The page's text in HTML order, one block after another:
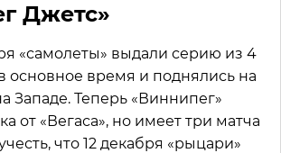
Джетс»
«самолеты» выдали серию из 4
основное время и поднялись на
Западе. Теперь «Виннипег»
от «Вегаса», но имеет три матча
что 12 декабря «рыцари»